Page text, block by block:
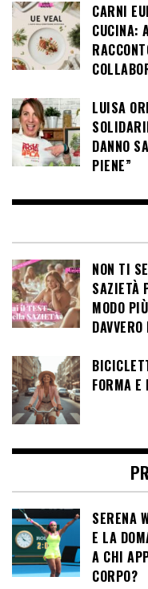
CARNI
CUCINA:
LUISA
DANNO
PIENE”
NON TI
SAZIETÀ
MODO
FORMA E
SERENA
E LA
A CHI
CORPO?